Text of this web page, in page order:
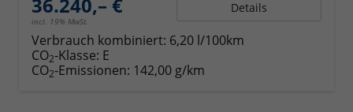
incl. 19% MwSt.
Details
Verbrauch kombiniert: 6,20 l/100km
CO2-Klasse: E
CO2-Emissionen: 142,00 g/km